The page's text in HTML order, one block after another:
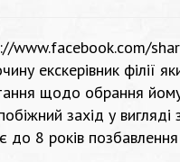
www.facebook.com/
екскерівник філії
щодо обрання
захід у вигляді
до 8 років позбавлення